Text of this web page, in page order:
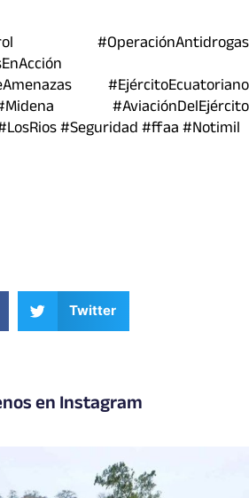
#OperaciónAntidrogas
#EjércitoEcuatoriano
#AviaciónDelEjército
#Seguridad #ffaa #Notimil
Twitter
en Instagram